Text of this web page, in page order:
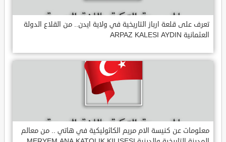
تعرف على قلعة ارباز التاريخية في ولاية ايدن.. من القلاع الدولة
العثمانية ARPAZ KALESI AYDIN
معلومات عن كنيسة الام مريم الكاثوليكية في هاتي .. من معالم